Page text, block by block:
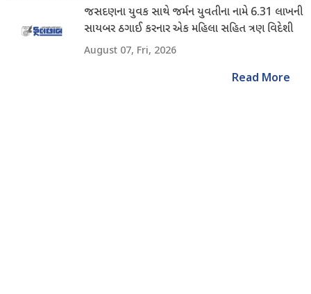
જસદણના યુવક સાથે જર્મન યુવતીના નામે 6.31 લાખની
સાયબર ઠગાઈ કરનાર એક મહિલા સહિત ત્રણ વિદેશી
નાગરિક ઝડપાયા
August 07, Fri, 2026
Read More